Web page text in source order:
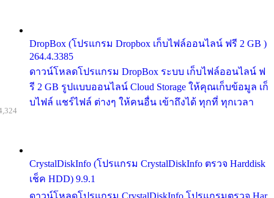
DropBox (โปรแกรม Dropbox เก็บไฟล์ออนไลน์ ฟรี 2 GB )
264.4.3385
ดาวน์โหลดโปรแกรม DropBox ระบบ เก็บไฟล์ออนไลน์ ฟ
รี 2 GB รูปแบบออนไลน์ Cloud Storage ให้คุณเก็บข้อมูล เก็
บไฟล์ แชร์ไฟล์ ต่างๆ ให้คนอื่น เข้าถึงได้ ทุกที่ ทุกเวลา
CrystalDiskInfo (โปรแกรม CrystalDiskInfo ตรวจ Harddisk
เช็ค HDD) 9.9.1
ดาวน์โหลดโปรแกรม CrystalDiskInfo โปรแกรมตรวจ Har